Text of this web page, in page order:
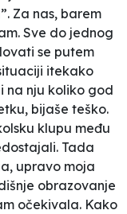
Za nas, barem
Sve do jednog
se putem
itekako
na nju koliko god
bijaše teško.
klupu među
Tada
upravo moja
obrazovanje
očekivala. Kako